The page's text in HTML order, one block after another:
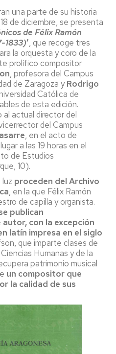
una parte de su historia
de diciembre, se presenta
de Félix Ramón
1833)’, que recoge tres
la orquesta ycoro de la
prolífico compositor
, profesora del Campus
de Zaragoza y Rodrigo
Católica de
de esta edición.
al actual director del
del Campus
, en el acto de
a las 19 horas en el
de Estudios
10).
proceden del Archivo
, en la que Félix Ramón
de capilla y organista.
publican
con la excepción
latín impresa en el siglo
que imparte clases de
Humanas y de la
patrimonio musical
un compositor que
la calidad de sus